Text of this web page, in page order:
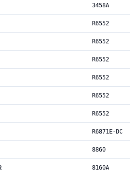
3458A
R6552
R6552
R6552
R6552
R6552
R6552
R6871E-DC
8860
8160A